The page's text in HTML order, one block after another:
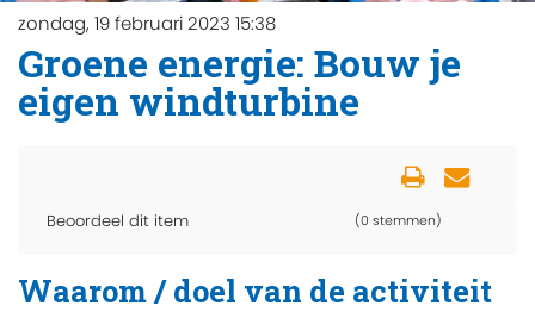
zondag, 19 februari 2023 15:38
Groene energie: Bouw je
eigen windturbine
Beoordeel dit item (0 stemmen)
Waarom / doel van de activiteit